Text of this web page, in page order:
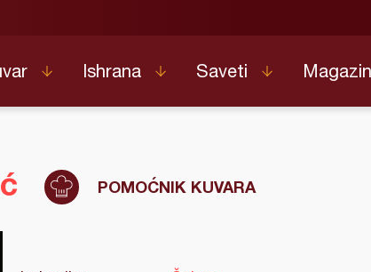
Ishrana Saveti Magazin
POMOĆNIK KUVARA